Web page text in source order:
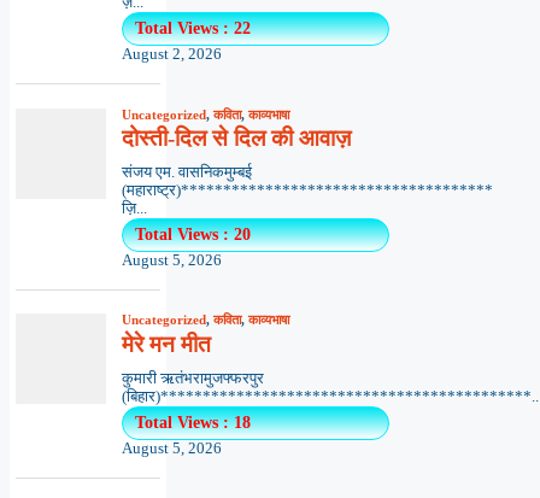
Total Views : 22
August 2, 2026
Uncategorized,कविता,काव्यभाषा
दोस्ती-दिल से दिल की आवाज़
संजय एम. वासनिकमुम्बई
(महाराष्ट्र)*************************************
ज़ि...
Total Views : 20
August 5, 2026
Uncategorized,कविता,काव्यभाषा
मेरे मन मीत
कुमारी ऋतंभरामुजफ्फरपुर
Total Views : 18
August 5, 2026